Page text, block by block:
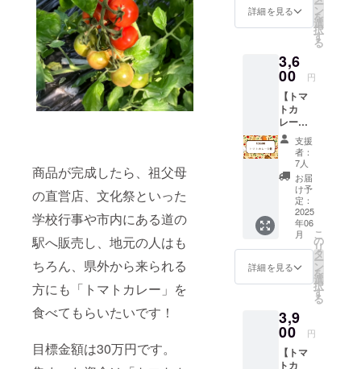
商品が完成したら、祖父母
の直営店、文化祭といった
学校行事や市内にある道の
駅へ販売し、地元の人はも
ちろん、県外から来られる
方にも「トマトカレー」を
食べてもらいたいです！
目標金額は30万円です。
必ずお
付され
たラベ
意書き
をご確
認くだ
さい。
加物等
の食品
商品の
ラベル
に表記
されま
す。 商
品開封
前には
必ずお
届けの
リター
ンに貼
付され
たラベ
ルや注
意書き
をご確
認くだ
※常総市
お受け
取りと
す。 ※
詳細を見る ー
ン
を
選
択
す
る
3,6
00 円
【トマ
トカ
レー（5
個入
り）】
プロ
ジェク
ト終了
後にト
マトカ
レーを5
パック
お送り
しま
す。 ※
150gと
なりま
す。 ※
原材料
支援
者：
7人
お届
け予
定：
2025
年06
月
詳細を見る
こ
の
リ
タ
ー
ン
を
選
択
す
る
3,9
00 円
【トマ
トカ